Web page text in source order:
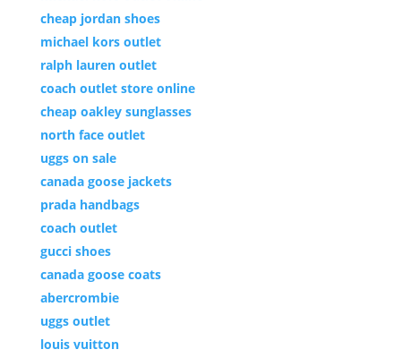
cheap jordan shoes
michael kors outlet
ralph lauren outlet
coach outlet store online
cheap oakley sunglasses
north face outlet
uggs on sale
canada goose jackets
prada handbags
coach outlet
gucci shoes
canada goose coats
abercrombie
uggs outlet
louis vuitton